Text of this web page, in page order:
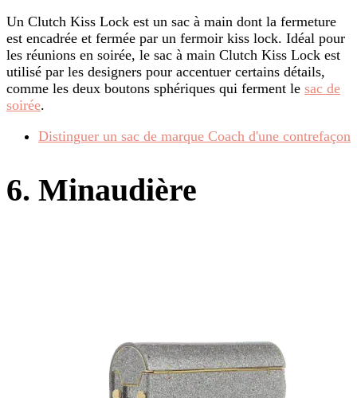
Un Clutch Kiss Lock est un sac à main dont la fermeture
est encadrée et fermée par un fermoir kiss lock. Idéal pour
les réunions en soirée, le sac à main Clutch Kiss Lock est
utilisé par les designers pour accentuer certains détails,
comme les deux boutons sphériques qui ferment le sac de
soirée.
Distinguer un sac de marque Coach d'une contrefaçon
6. Minaudière